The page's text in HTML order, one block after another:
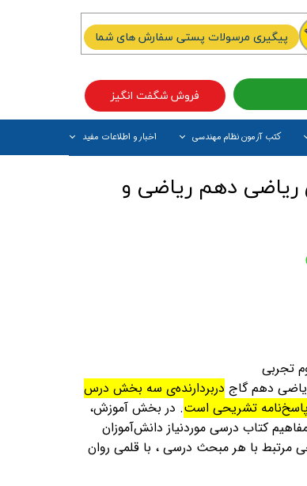
کتب آزمون نظام مهندسی اخبار و اطلاعات مفید
فروش شگفت انگیز
پیگیری مرسولات پستی سفارش های شما
ریاضی دهم ریاضی و
تجربی
دهم گاج دربردارنده‌ی سه بخش درس‌
تشریحی است. در بخش آموزش،
کتاب درسی موردنیاز دانش‌آموزان
مرتبط با هر مبحث درسی ، با قلمی روان